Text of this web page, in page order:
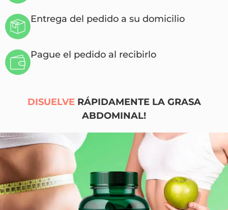
Entrega del pedido a su domicilio
Pague el pedido al recibirlo
DISUELVE RÁPIDAMENTE LA GRASA
ABDOMINAL!